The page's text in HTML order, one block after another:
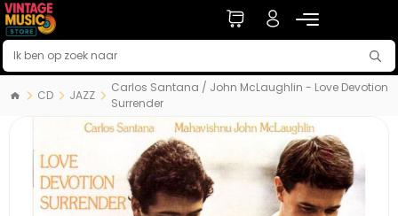
CD JAZZ
Carlos Santana / John McLaughlin - Love Devotion
Surrender